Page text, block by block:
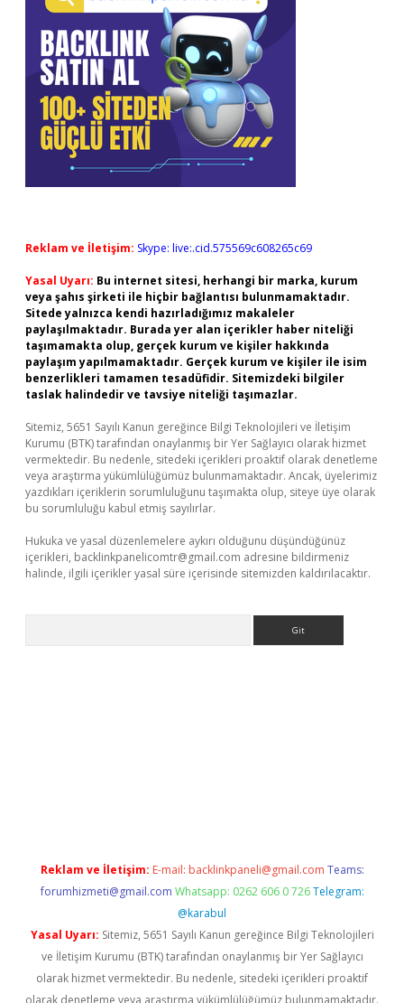
Reklam ve İletişim: Skype: live:.cid.575569c608265c69
Yasal Uyarı: Bu internet sitesi, herhangi bir marka, kurum
veya şahıs şirketi ile hiçbir bağlantısı bulunmamaktadır.
Sitede yalnızca kendi hazırladığımız makaleler
paylaşılmaktadır. Burada yer alan içerikler haber niteliği
taşımamakta olup, gerçek kurum ve kişiler hakkında
paylaşım yapılmamaktadır. Gerçek kurum ve kişiler ile isim
benzerlikleri tamamen tesadüfidir. Sitemizdeki bilgiler
taslak halindedir ve tavsiye niteliği taşımazlar.
Sitemiz, 5651 Sayılı Kanun gereğince Bilgi Teknolojileri ve İletişim
Kurumu (BTK) tarafından onaylanmış bir Yer Sağlayıcı olarak hizmet
vermektedir. Bu nedenle, sitedeki içerikleri proaktif olarak denetleme
veya araştırma yükümlülüğümüz bulunmamaktadır. Ancak, üyelerimiz
yazdıkları içeriklerin sorumluluğunu taşımakta olup, siteye üye olarak
bu sorumluluğu kabul etmiş sayılırlar.
Hukuka ve yasal düzenlemelere aykırı olduğunu düşündüğünüz
içerikleri, backlinkpanelicomtr@gmail.com adresine bildirmeniz
halinde, ilgili içerikler yasal süre içerisinde sitemizden kaldırılacaktır.
Reklam ve İletişim: E-mail: backlinkpaneli@gmail.com Teams:
forumhizmeti@gmail.com Whatsapp: 0262 606 0 726 Telegram:
@karabul
Yasal Uyarı: Sitemiz, 5651 Sayılı Kanun gereğince Bilgi Teknolojileri
ve İletişim Kurumu (BTK) tarafından onaylanmış bir Yer Sağlayıcı
olarak hizmet vermektedir. Bu nedenle, sitedeki içerikleri proaktif
olarak denetleme veya araştırma yükümlülüğümüz bulunmamaktadır.